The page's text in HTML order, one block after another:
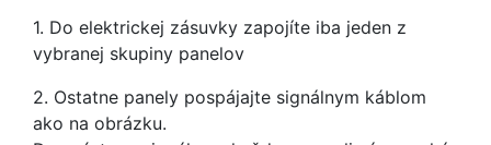
1. Do elektrickej zásuvky zapojíte iba jeden z
vybranej skupiny panelov
2. Ostatne panely pospájajte signálnym káblom
ako na obrázku.